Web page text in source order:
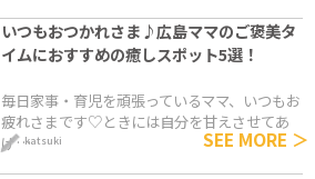
いつもおつかれさま♪広島ママのご褒美タ
イムにおすすめの癒しスポット5選！
毎日家事・育児を頑張っているママ、いつもお
疲れさまです♡ときには自分を甘えさせてあ
げ…katsuki SEE MORE ＞